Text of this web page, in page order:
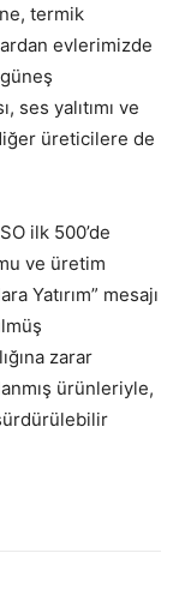
termik
evlerimizde
ses yalıtımı ve
üreticilere de
ilk 500’de
ve üretim
Yatırım” mesajı
zarar
ürünleriyle,